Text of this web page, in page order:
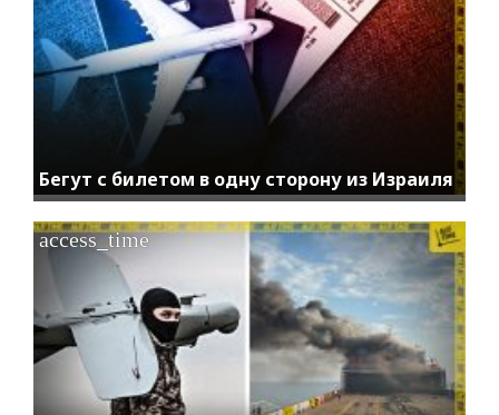
Бегут с билетом в одну сторону из Израиля
access_time